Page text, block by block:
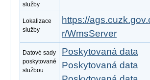
služby
Lokalizace
služby
https://
r/WmsServer
Datové sady
poskytované
službou
Poskytovaná data
Poskytovaná data